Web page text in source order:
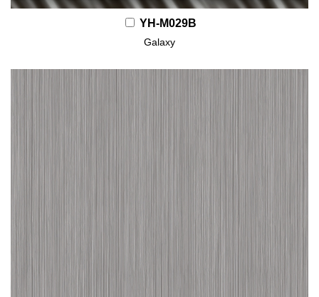
YH-M029B
Galaxy